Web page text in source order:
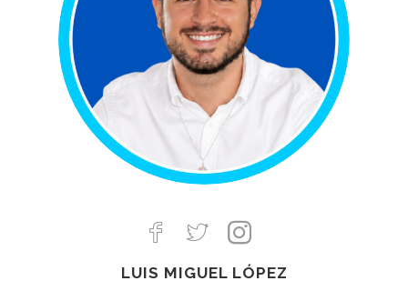
LUIS MIGUEL LÓPEZ